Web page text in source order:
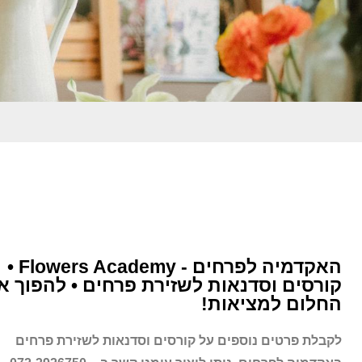
האקדמיה לפרחים - Flowers Academy •
קורסים וסדנאות לשזירת פרחים • להפוך
החלום למציאות!
לקבלת פרטים נוספים על קורסים וסדנאות לשזירת פרחים